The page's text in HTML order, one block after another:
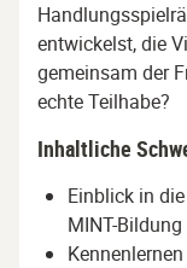
entwickelst, die
gemeinsam der
echte Teilhabe?
Inhaltliche
Einblick in
MINT-Bildung